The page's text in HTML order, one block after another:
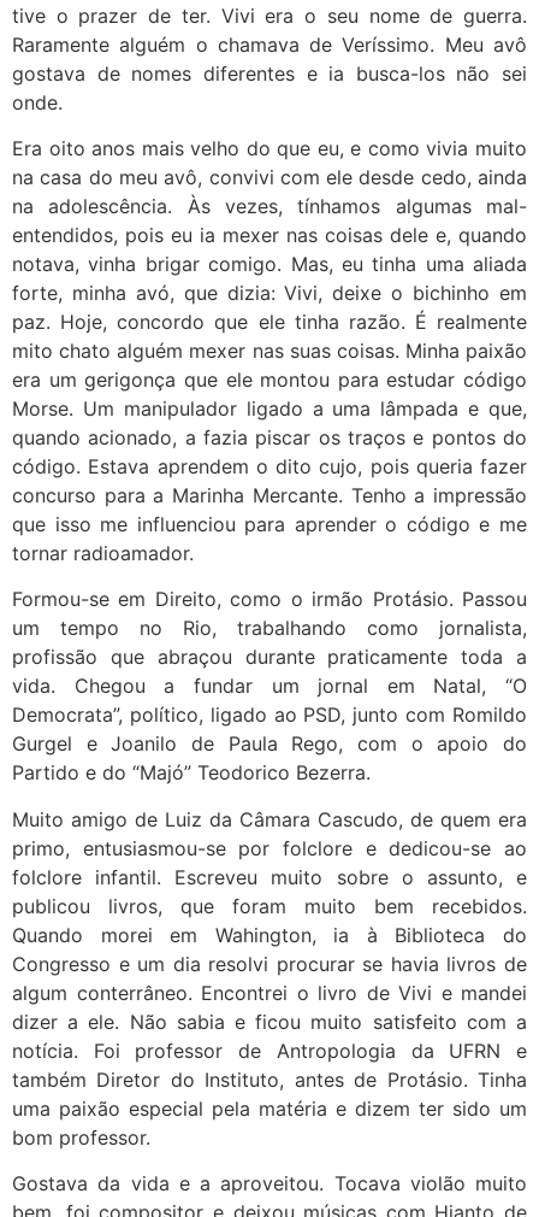
tive o prazer de ter. Vivi era o seu nome de guerra.
Raramente alguém o chamava de Veríssimo. Meu avô
gostava de nomes diferentes e ia busca-los não sei
onde.
Era oito anos mais velho do que eu, e como vivia muito
na casa do meu avô, convivi com ele desde cedo, ainda
na adolescência. Às vezes, tínhamos algumas mal-
entendidos, pois eu ia mexer nas coisas dele e, quando
notava, vinha brigar comigo. Mas, eu tinha uma aliada
forte, minha avó, que dizia: Vivi, deixe o bichinho em
paz. Hoje, concordo que ele tinha razão. É realmente
mito chato alguém mexer nas suas coisas. Minha paixão
era um gerigonça que ele montou para estudar código
Morse. Um manipulador ligado a uma lâmpada e que,
quando acionado, a fazia piscar os traços e pontos do
código. Estava aprendem o dito cujo, pois queria fazer
concurso para a Marinha Mercante. Tenho a impressão
que isso me influenciou para aprender o código e me
tornar radioamador.
Formou-se em Direito, como o irmão Protásio. Passou
um tempo no Rio, trabalhando como jornalista,
profissão que abraçou durante praticamente toda a
vida. Chegou a fundar um jornal em Natal, “O
Democrata”, político, ligado ao PSD, junto com Romildo
Gurgel e Joanilo de Paula Rego, com o apoio do
Partido e do “Majó” Teodorico Bezerra.
Muito amigo de Luiz da Câmara Cascudo, de quem era
primo, entusiasmou-se por folclore e dedicou-se ao
folclore infantil. Escreveu muito sobre o assunto, e
publicou livros, que foram muito bem recebidos.
Quando morei em Wahington, ia à Biblioteca do
Congresso e um dia resolvi procurar se havia livros de
algum conterrâneo. Encontrei o livro de Vivi e mandei
dizer a ele. Não sabia e ficou muito satisfeito com a
notícia. Foi professor de Antropologia da UFRN e
também Diretor do Instituto, antes de Protásio. Tinha
uma paixão especial pela matéria e dizem ter sido um
bom professor.
Gostava da vida e a aproveitou. Tocava violão muito